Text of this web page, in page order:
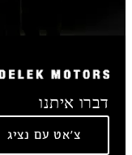
דברו איתנו
צ'אט עם נציג